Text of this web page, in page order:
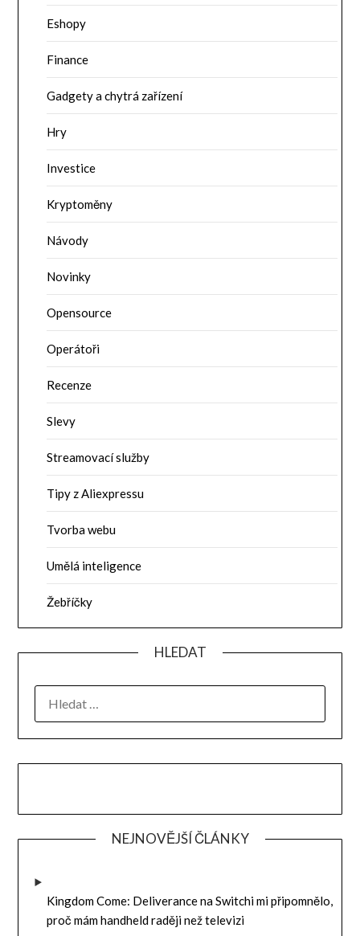
Eshopy
Finance
Gadgety a chytrá zařízení
Hry
Investice
Kryptoměny
Návody
Novinky
Opensource
Operátoři
Recenze
Slevy
Streamovací služby
Tipy z Aliexpressu
Tvorba webu
Umělá inteligence
Žebříčky
HLEDAT
NEJNOVĚJŠÍ ČLÁNKY
Kingdom Come: Deliverance na Switchi mi připomnělo,
proč mám handheld raději než televizi